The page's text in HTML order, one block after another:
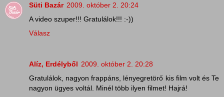
Süti Bazár 2009. október 2. 20:24
A video szuper!!! Gratulálok!!! :-))
Válasz
Alíz, Erdélyből 2009. október 2. 20:28
Gratulálok, nagyon frappáns, lényegretörő kis film volt és Te
nagyon ügyes voltál. Minél több ilyen filmet! Hajrá!